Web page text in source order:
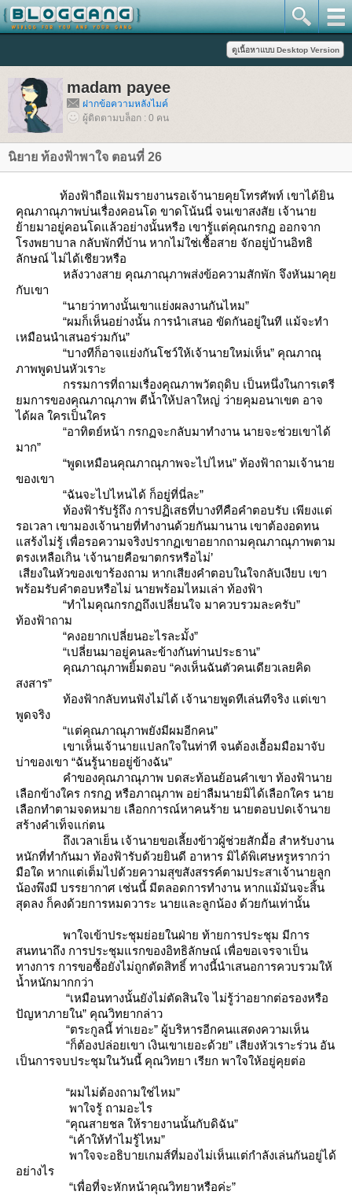
madam payee
ฝากข้อความหลังไมค์
ผู้ติดตามบล็อก : 0 คน
นิยาย ท้องฟ้าพาใจ ตอนที่ 26
ท้องฟ้าถือแฟ้มรายงานรอเจ้านายคุยโทรศัพท์ เขาได้ยิน
คุณภาณุภาพบ่นเรื่องคอนโด ขาดโน้นนี่ จนเขาสงสัย เจ้านา
้ายมาอยู่คอนโดแล้วอย่างนั้นหรือ เขารู้แต่คุณกรกฏ ออกจาก
รงพยาบาล กลับพักที่บ้าน หากไม่ใช่เชื้อสาย จักอยู่บ้านอิทธิ
ลักษณ์ ไม่ได้เชียวหรือ
หลังวางสาย คุณภาณุภาพส่งข้อความสักพัก จึงหันมาคุ
กับเขา
“นายว่าทางนั้นเขาแย่งผลงานกันไหม”
“ผมก็เห็นอย่างนั้น การนำเสนอ ขัดกันอยู่ในที แม้จะทำ
เหมือนนำเสนอร่วมกัน”
“บางทีก็อาจแย่งกันโชว์ให้เจ้านายใหม่เห็น” คุณภาณุ
ภาพพูดปนหัวเราะ
กรรมการที่ถามเรื่องคุณภาพวัตถุดิบ เป็นหนึ่งในการเตรี
มการของคุณภาณุภาพ ตีน้ำให้ปลาใหญ่ ว่ายคุมอนาเขต อาจ
ได้ผล ใครเป็นใคร
“อาทิตย์หน้า กรกฏจะกลับมาทำงาน นายจะช่วยเขาได้
มาก”
“พูดเหมือนคุณภาณุภาพจะไปไหน” ท้องฟ้าถามเจ้านา
ของเขา
“ฉันจะไปไหนได้ ก็อยู่ที่นี่ละ”
ท้องฟ้ารับรู้ถึง การปฏิเสธที่บางทีคือคำตอบรับ เพียงแต่
รอเวลา เขามองเจ้านายที่ทำงานด้วยกันมานาน เขาต้องอดทน
สร้งไม่รู้ เพื่อรอความจริงปรากฏเขาอยากถามคุณภาณุภาพตาม
ตรงเหลือเกิน ‘เจ้านายคือฆาตกรหรือไม่’
เสียงในหัวของเขาร้องถาม หากเสียงคำตอบในใจกลับเงียบ เขา
พร้อมรับคำตอบหรือไม่ นายพร้อมไหมเล่า ท้องฟ้า
“ทำไมคุณกรกฏถึงเปลี่ยนใจ มาควบรวมละครับ”
ท้องฟ้าถาม
“คงอยากเปลี่ยนอะไรละมั้ง”
“เปลี่ยนมาอยู่คนละข้างกันท่านประธาน”
คุณภาณุภาพยิ้มตอบ “คงเห็นฉันตัวคนเดียวเลยคิด
สงสาร”
ท้องฟ้ากลับทนฟังไม่ได้ เจ้านายพูดทีเล่นทีจริง แต่เขา
พูดจริง
“แต่คุณภาณุภาพยังมีผมอีกคน”
เขาเห็นเจ้านายแปลกใจในท่าที จนต้องเอื้อมมือมาจับ
บ่าของเขา “ฉันรู้นายอยู่ข้างฉัน”
คำของคุณภาณุภาพ บดสะท้อนย้อนคำเขา ท้องฟ้านา
เลือกข้างใคร กรกฏ หรือภาณุภาพ อย่าลืมนายมิได้เลือกใคร นา
เลือกทำตามจดหมาย เลือกการณ์หาคนร้าย นายตอบปดเจ้านา
สร้างคำเท็จแก่ตน
ถึงเวลาเย็น เจ้านายขอเลี้ยงข้าวผู้ช่วยสักมื้อ สำหรับงาน
หนักที่ทำกันมา ท้องฟ้ารับด้วยยินดี อาหาร มิได้พิเศษหรูหรากว่า
มือใด หากแต่เต็มไปด้วยความสุขสังสรรค์ตามประสาเจ้านายลูก
น้องพึงมี บรรยากาศ เช่นนี้ มีตลอดการทำงาน หากแม้มันจะสิ้น
สุดลง ก็คงด้วยการหมดวาระ นายและลูกน้อง ด้วยกันเท่านั้น
พาใจเข้าประชุมย่อยในฝ่าย ท้ายการประชุม มีการ
สนทนาถึง การประชุมแรกของอิทธิลักษณ์ เพื่อขอเจรจาเป็น
ทางการ การขอซื้อยังไม่ถูกตัดสิทธิ์ ทางนี้นำเสนอการควบรวมให้
น้ำหนักมากกว่า
“เหมือนทางนั้นยังไม่ตัดสินใจ ไม่รู้ว่าอยากต่อรองหรือ
ปัญหาภายใน” คุณวิทยากล่าว
“ตระกูลนี้ ท่าเยอะ” ผู้บริหารอีกคนแสดงความเห็น
“ก็ต้องปล่อยเขา เงินเขาเยอะด้วย” เสียงหัวเราะร่วน อัน
เป็นการจบประชุมในวันนี้ คุณวิทยา เรียก พาใจให้อยู่คุยต่อ
“ผมไม่ต้องถามใช่ไหม”
พาใจรู้ ถามอะไร
“คุณสายชล ให้รายงานนั้นกับดิฉัน”
“เค้าให้ทำไมรู้ไหม”
พาใจจะอธิบายเกมส์ที่มองไม่เห็นแต่กำลังเล่นกันอยู่ได้
อย่างไร
“เพื่อที่จะหักหน้าคุณวิทยาหรือค่ะ”